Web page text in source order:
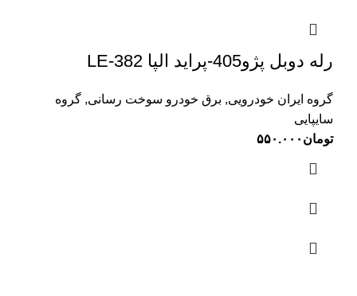
رله دوبل پژو405-پراید الپا LE-382
گروه ایران خودرویی, برق خودرو سوخت رسانی, گروه
سایپایی
تومان ۵۵۰.۰۰۰